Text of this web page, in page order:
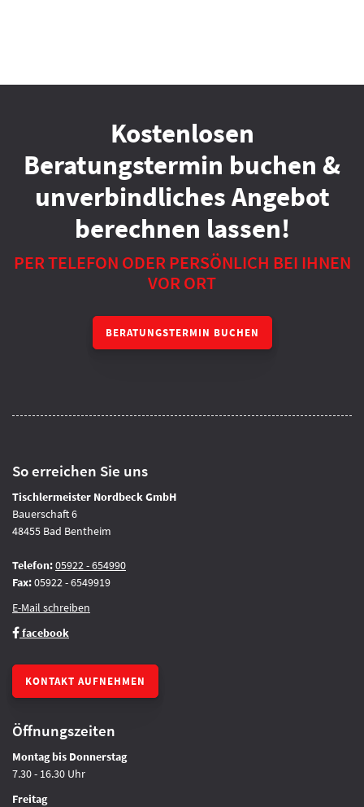
Kostenlosen
Beratungstermin buchen &
unverbindliches Angebot
berechnen lassen!
PER TELEFON ODER PERSÖNLICH BEI IHNEN
VOR ORT
BERATUNGSTERMIN BUCHEN
So erreichen Sie uns
Tischlermeister Nordbeck GmbH
Bauerschaft 6
48455 Bad Bentheim
Telefon:05922 - 654990
Fax:05922 - 6549919
E-Mail schreiben
facebook
KONTAKT AUFNEHMEN
Öffnungszeiten
Montag bis Donnerstag
7.30 - 16.30 Uhr
Freitag